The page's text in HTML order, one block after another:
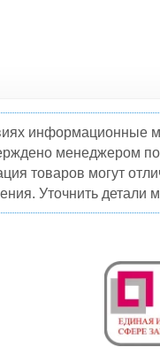
информационные
менеджером
товаров могут
Уточнить